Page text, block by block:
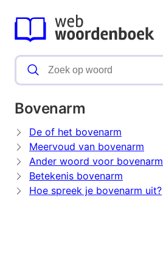
Bovenarm
De of het bovenarm
Meervoud van bovenarm
Ander woord voor bovenarm
Betekenis bovenarm
Hoe spreek je bovenarm uit?